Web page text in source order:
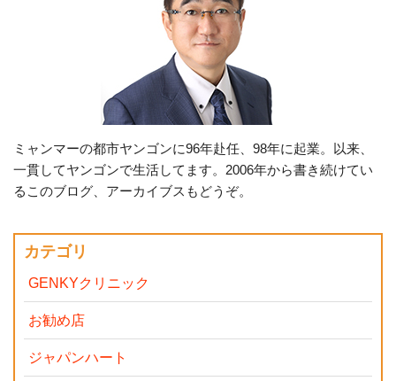
ミャンマーの都市ヤンゴンに96年赴任、98年に起業。以来、
一貫してヤンゴンで生活してます。2006年から書き続けてい
るこのブログ、アーカイブスもどうぞ。
カテゴリ
GENKYクリニック
お勧め店
ジャパンハート